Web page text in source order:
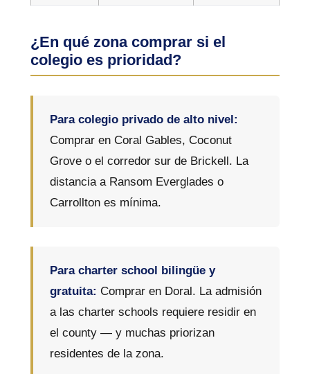
¿En qué zona comprar si el
colegio es prioridad?
Para colegio privado de alto nivel:
Comprar en Coral Gables, Coconut
Grove o el corredor sur de Brickell. La
distancia a Ransom Everglades o
Carrollton es mínima.
Para charter school bilingüe y
gratuita: Comprar en Doral. La admisión
a las charter schools requiere residir en
el county — y muchas priorizan
residentes de la zona.